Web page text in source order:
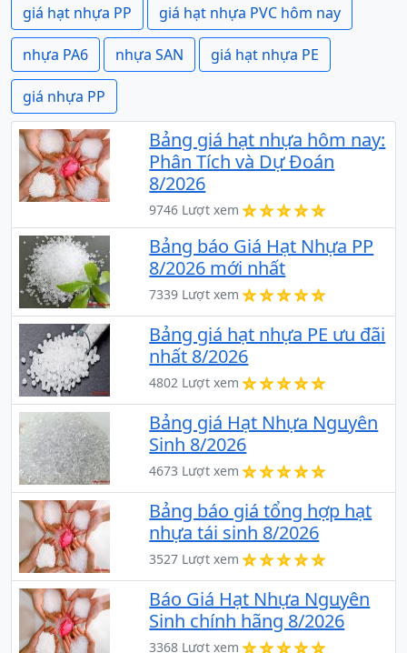
giá hạt nhựa PP giá hạt nhựa PVC hôm nay
nhựa PA6 nhựa SAN giá hạt nhựa PE
giá nhựa PP
Bảng giá hạt nhựa hôm nay:
Phân Tích và Dự Đoán
8/2026
9746 Lượt xem
Bảng báo Giá Hạt Nhựa PP
8/2026 mới nhất
7339 Lượt xem
Bảng giá hạt nhựa PE ưu đãi
nhất 8/2026
4802 Lượt xem
Bảng giá Hạt Nhựa Nguyên
Sinh 8/2026
4673 Lượt xem
Bảng báo giá tổng hợp hạt
nhựa tái sinh 8/2026
3527 Lượt xem
Báo Giá Hạt Nhựa Nguyên
Sinh chính hãng 8/2026
3368 Lượt xem